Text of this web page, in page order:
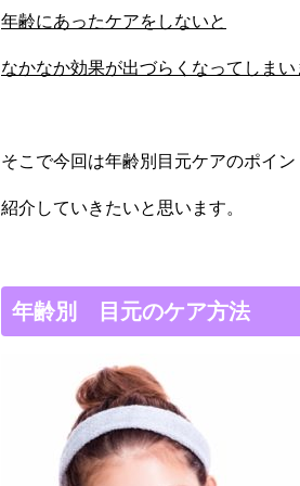
年齢にあったケアをしないと
なかなか効果が出づらくなってしまい
そこで今回は年齢別目元ケアのポイン
紹介していきたいと思います。
年齢別 目元のケア方法